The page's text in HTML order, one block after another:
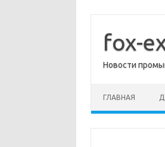
содержимому
fox-
Новости
ГЛАВНАЯ